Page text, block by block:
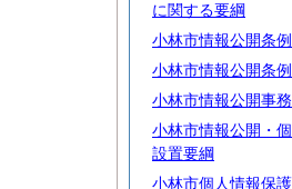
に関する要綱
小林市情報公開条例
小林市情報公開条
小林市情報公開事
小林市情報公開・
設置要綱
小林市個人情報保